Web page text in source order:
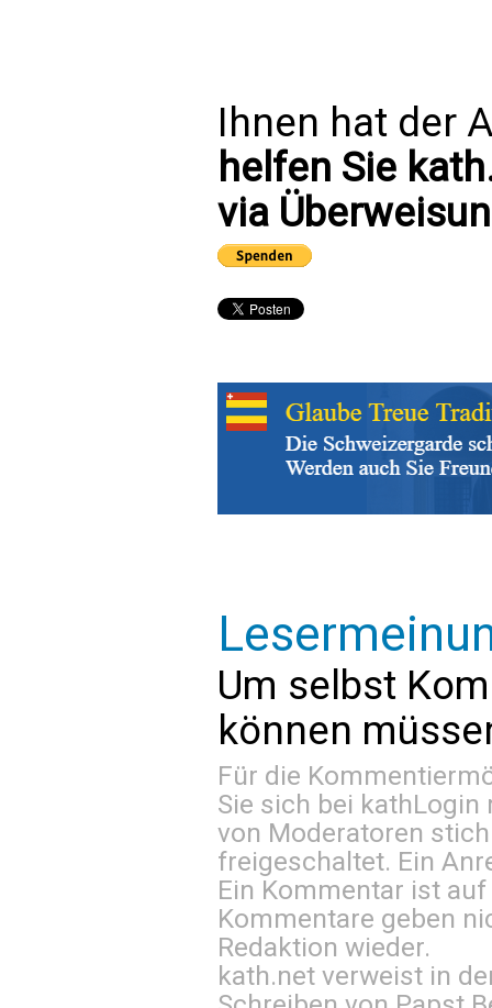
Ihnen hat der
helfen Sie
via
Um selbst
können
Für die
Sie sich bei kathLogin
von Moderatoren
freigeschaltet. Ein
Ein Kommentar ist
Kommentare geben
Redaktion wieder.
kath.net verweist in